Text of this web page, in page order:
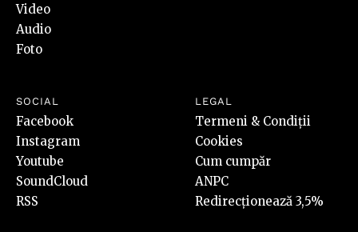
Video
Audio
Foto
SOCIAL
Facebook
Instagram
Youtube
SoundCloud
RSS
LEGAL
Termeni & Condiții
Cookies
Cum cumpăr
ANPC
Redirecționează 3,5%